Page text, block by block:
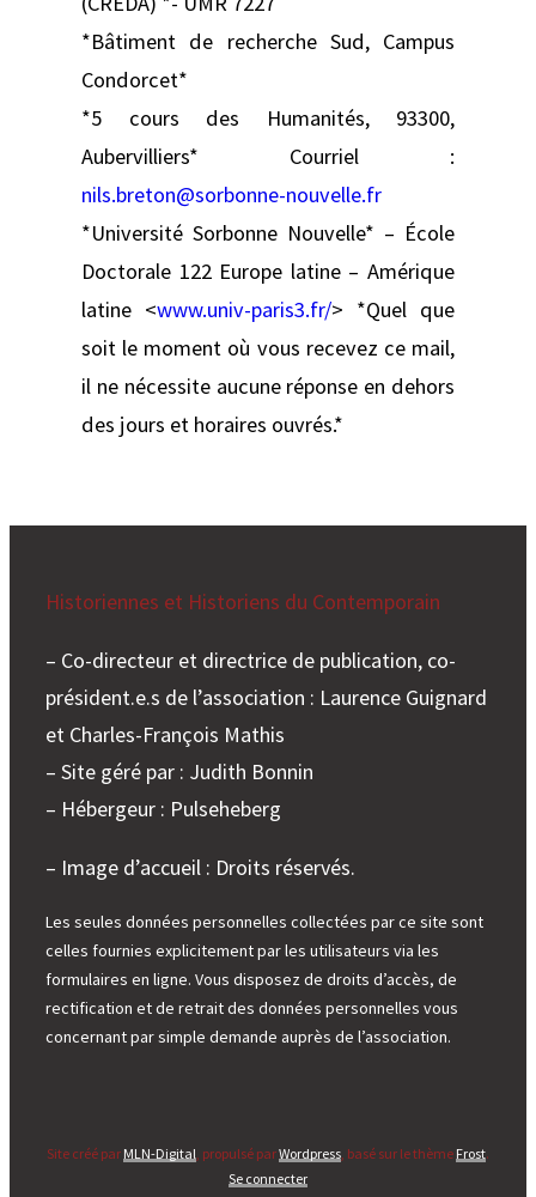
*Bâtiment de recherche Sud, Campus
Condorcet*
*5 cours des Humanités, 93300,
Aubervilliers* Courriel :
nils.breton@sorbonne-nouvelle.fr
*Université Sorbonne Nouvelle* – École
Doctorale 122 Europe latine – Amérique
latine <www.univ-paris3.fr/> *Quel que
soit le moment où vous recevez ce mail,
il ne nécessite aucune réponse en dehors
des jours et horaires ouvrés.*
Historiennes et Historiens du Contemporain
– Co-directeur et directrice de publication, co-
président.e.s de l’association : Laurence Guignard
et Charles-François Mathis
– Site géré par : Judith Bonnin
– Hébergeur : Pulseheberg
– Image d’accueil : Droits réservés.
Les seules données personnelles collectées par ce site sont
celles fournies explicitement par les utilisateurs via les
formulaires en ligne. Vous disposez de droits d’accès, de
rectification et de retrait des données personnelles vous
concernant par simple demande auprès de l’association.
Site créé par MLN-Digital , propulsé parWordpress , basé sur le thème Frost.
Se connecter